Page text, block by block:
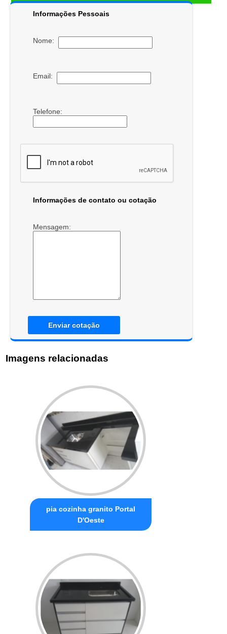
Informações Pessoais
Nome:
Email:
Telefone:
Informações de contato ou cotação
Mensagem:
Enviar cotação
Imagens relacionadas
pia cozinha granito Portal
D'Oeste